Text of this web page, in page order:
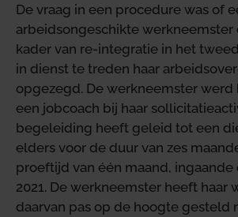
De vraag in een procedure was of
arbeidsongeschikte werkneemster
kader van re-integratie in het
in dienst te treden haar
opgezegd. De werkneemster
een jobcoach bij haar
begeleiding heeft geleid tot een
elders voor de duur van zes
proeftijd van één maand, ingaande
2021. De werkneemster heeft haar
daarvan pas op de hoogte gesteld